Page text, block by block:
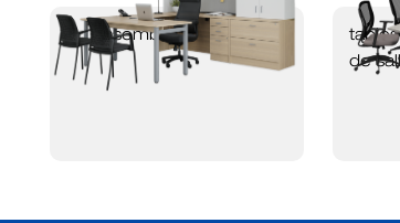
ensembles newland
de